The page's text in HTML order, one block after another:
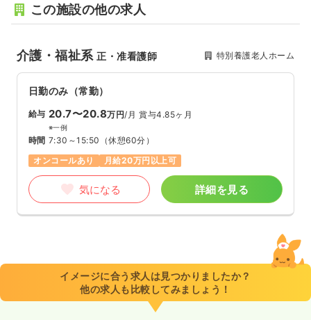
この施設の他の求人
介護・福祉系正・准看護師 特別養護老人ホーム
日勤のみ（常勤）
給与 20.7〜20.8万円/月 賞与4.85ヶ月
※一例
時間 7:30～15:50 （休憩60分）
オンコールあり
月給20万円以上可
気になる 詳細を見る
イメージに合う求人は見つかりましたか？
他の求人も比較してみましょう！